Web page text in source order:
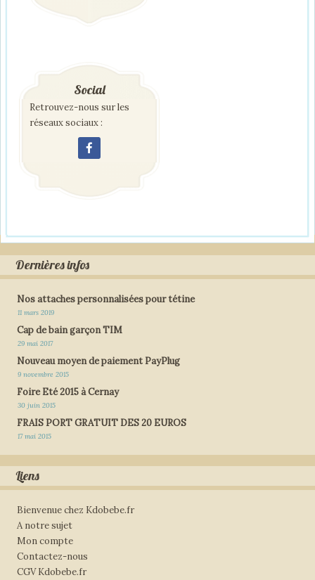
Social
Retrouvez-nous sur les
réseaux sociaux :
Dernières infos
Nos attaches personnalisées pour tétine
11 mars 2019
Cap de bain garçon TIM
29 mai 2017
Nouveau moyen de paiement PayPlug
9 novembre 2015
Foire Eté 2015 à Cernay
30 juin 2015
FRAIS PORT GRATUIT DES 20 EUROS
17 mai 2015
Liens
Bienvenue chez Kdobebe.fr
A notre sujet
Mon compte
Contactez-nous
CGV Kdobebe.fr